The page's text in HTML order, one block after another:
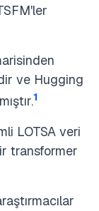
ve Hugging
1
LOTSA veri
transformer